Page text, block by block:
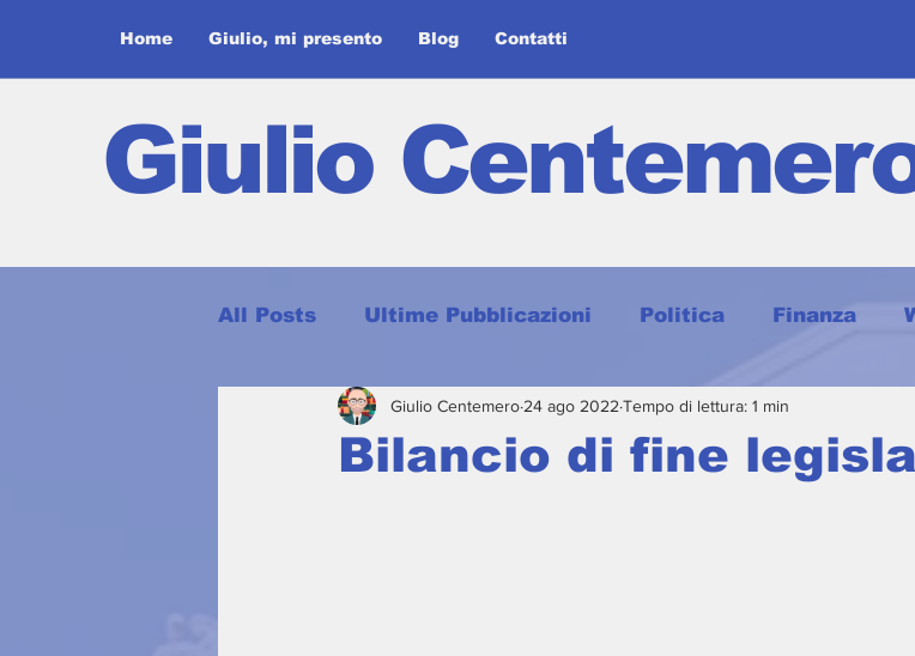
Home Giulio, mi presento Blog Contatti
Giulio
All Posts Ultime Pubblicazioni Politica Finanza
Le mie interviste Un thè con Giulio Nft & Metaverso
Bilancio di fine
Giulio Centemero 24 ago 2022 Tempo di lettura: 1 min